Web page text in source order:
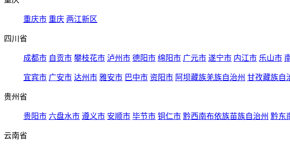
重庆市 重庆 两江新区
四川省
成都市 自贡市 攀枝花市 泸州市 德阳市 绵阳市 广元市 遂宁市 内江市 乐山市
宜宾市 广安市 达州市 雅安市 巴中市 资阳市 阿坝藏族羌族自治州 甘孜藏族自
贵州省
贵阳市 六盘水市 遵义市 安顺市 毕节市 铜仁市 黔西南布依族苗族自治州 黔东
云南省